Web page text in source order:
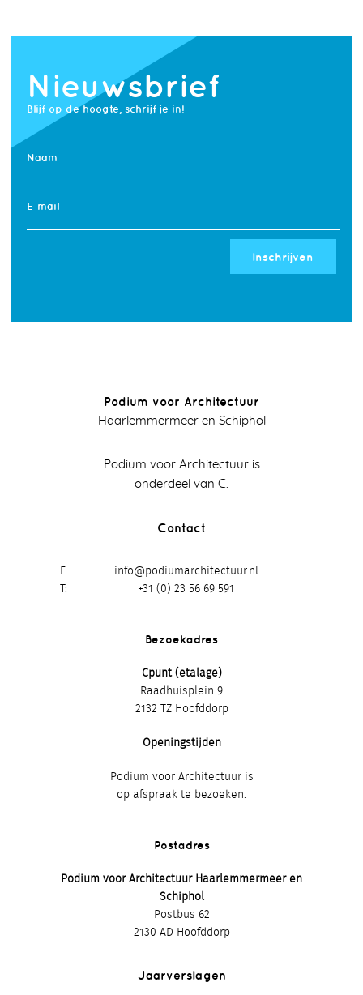
Nieuwsbrief
Blijf op de hoogte, schrijf je in!
Naam
E-mail
Inschrijven
Podium voor Architectuur
Haarlemmermeer en Schiphol
Podium voor Architectuur is
onderdeel van C.
Contact
E
info@podiumarchitectuur.nl
+31 (0) 23 56 69 591
Bezoekadres
Cpunt (etalage)
Raadhuisplein 9
2132 TZ Hoofddorp
Openingstijden
Podium voor Architectuur is
op afspraak te bezoeken.
Postadres
Podium voor Architectuur Haarlemmermeer en
Schiphol
Postbus 62
2130 AD Hoofddorp
Jaarverslagen